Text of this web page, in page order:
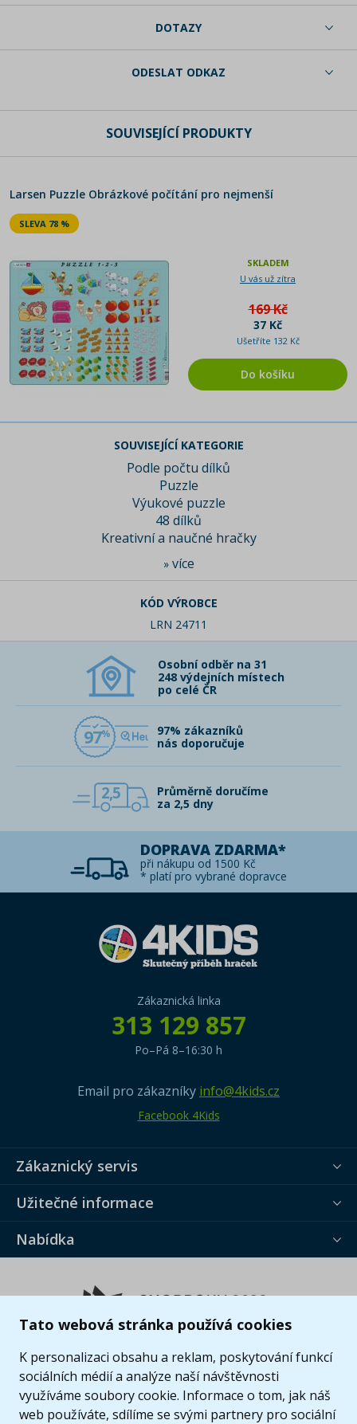
Tato webová stránka používá cookies
K personalizaci obsahu a reklam, poskytování funkcí
sociálních médií a analýze naší návštěvnosti
využíváme soubory cookie. Informace o tom, jak náš
web používáte, sdílíme se svými partnery pro sociální
DOTAZY
ODESLAT ODKAZ
SOUVISEJÍCÍ PRODUKTY
Larsen Puzzle Obrázkové počítání pro nejmenší
SLEVA 78 %
SKLADEM
U vás už zítra
169 Kč
37 Kč
Ušetříte 132 Kč
Do košíku
SOUVISEJÍCÍ KATEGORIE
Podle počtu dílků
Puzzle
Výukové puzzle
48 dílků
Kreativní a naučné hračky
» více
KÓD VÝROBCE
LRN 24711
Osobní odběr na 31
248 výdejních místech
po celé ČR
97
97% zákazníků
nás doporučuje
2,5
Průměrně doručíme
za 2,5 dny
DOPRAVA ZDARMA*
při nákupu od 1500 Kč
* platí pro vybrané dopravce
Zákaznická linka
313 129 857
Po–Pá 8–16:30 h
Email pro zákazníky info@4kids.cz
Facebook 4Kids
Zákaznický servis
Užitečné informace
Nabídka